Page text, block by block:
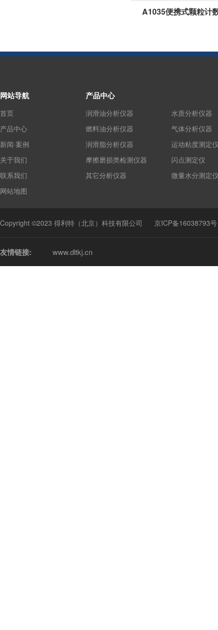
A1035便携式颗粒计
网站导航
首页
产品中心
新闻·案例
关于我们
联系我们
网站地图
产品中心
润滑油分析仪器
燃料油分析仪器
润滑脂分析仪器
摩擦磨损类检测仪器
其它分析仪器
水质分析仪器
气体分析仪器
运动粘度测定
闪点测定仪
微量水分测定
Copyright ©2023 得利特（北京）科技有限公司 京ICP备16038793号
友情链接: www.dltkj.cn